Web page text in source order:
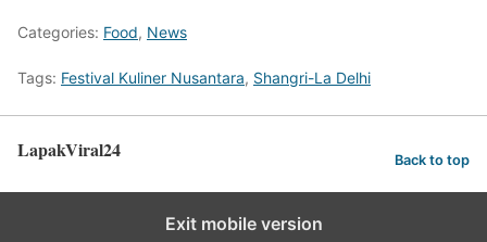
Categories: Food, News
Tags: Festival Kuliner Nusantara, Shangri-La Delhi
LapakViral24 Back to top
Exit mobile version